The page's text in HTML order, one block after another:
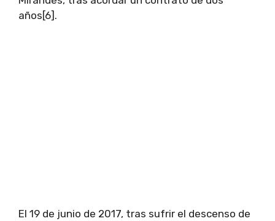
años[6].
El 19 de junio de 2017, tras sufrir el descenso de